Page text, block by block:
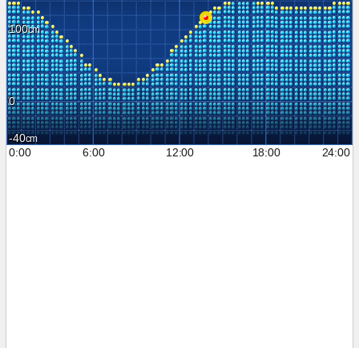
100
0
-40
0:00
6:00 12:00 18:00 24:00